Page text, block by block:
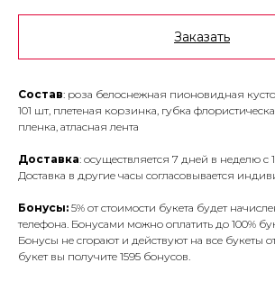
Заказать
Состав: роза белоснежная пионовидная
101 шт, плетеная корзинка, губка
пленка, атласная лента
Доставка: осуществляется 7 дней в неделю с
Доставка в другие часы согласовывается
Бонусы: 5% от стоимости букета будет
телефона. Бонусами можно оплатить до 100%
Бонусы не сгорают и действуют на все букеты
букет вы получите 1595 бонусов.